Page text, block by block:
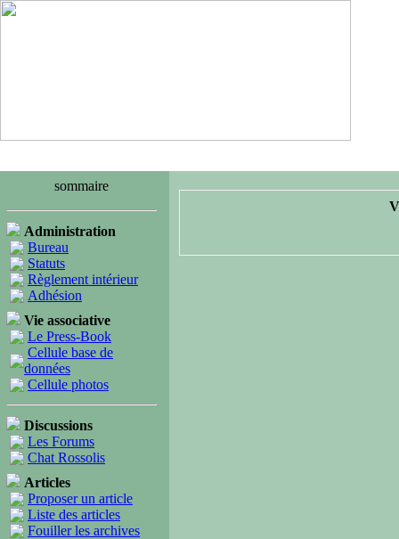
sommaire
Administration
Bureau
Statuts
Règlement intérieur
Adhésion
Vie associative
Le Press-Book
Cellule base de
données
Cellule photos
Discussions
Les Forums
Chat Rossolis
Articles
Proposer un article
Liste des articles
Fouiller les archives